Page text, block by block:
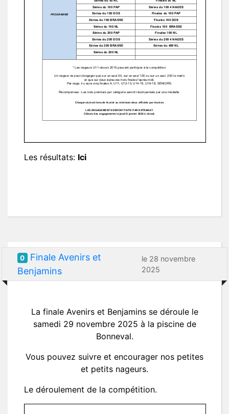
Les résultats: Ici
0
Finale Avenirs et
Benjamins
le 28 novembre
2025
La finale Avenirs et Benjamins se déroule le
samedi 29 novembre 2025 à la piscine de
Bonneval.
Vous pouvez suivre et encourager nos petites
et petits nageurs.
Le déroulement de la compétition.